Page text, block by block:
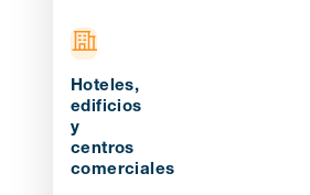
Hoteles,
edificios
y
centros
comerciales